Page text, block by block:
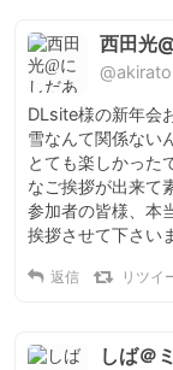
西田光
DLsite様の新年会
雪なんて関係ない
とても楽しかった
なご挨拶が出来て
参加者の皆様、本
挨拶させて下さい
返信 リツイ
しば＠